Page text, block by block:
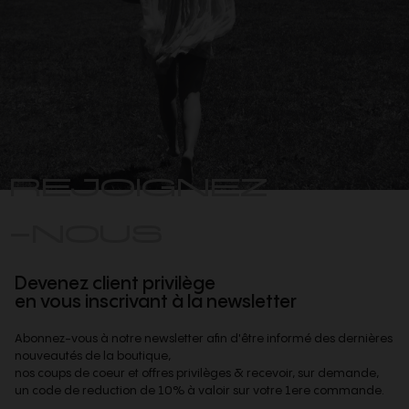
REJOIGNEZ
Devenez client privilège
en vous inscrivant à la newsletter
Abonnez-vous à notre newsletter afin d'être informé des dernières
nouveautés de la boutique,
nos coups de coeur et offres privilèges & recevoir, sur demande,
un code de reduction de 10% à valoir sur votre 1ere commande.